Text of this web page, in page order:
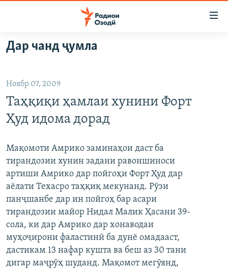
Ҷаҳиш
ба
аслӣ
Ҷаҳиш
ба
феҳристи
аслӣ
Ҷаҳиш
ҷустор
ГӮШАҲО
ҶОМЕА
ОСИЁИ МАРКАЗӢ
ФАРҲАНГ
МЕҲМОНИ ОЗОДӢ
ВАРЗИШ
РӮЗГОРИ МУҲОҶИР
САЛОМ, ХОҲАР
ТАҲҚИҚОТ
ҶАНГ ДАР УКРАИНА
НАЗАРИ МАРДУМ
БЛОГИСТОН
ОЗОДӢ ОНЛАЙН
ЧАНДРАСОНАӢ
ВИДЕО
ГУЗОРИШҲОИ РАДИОӢ
РӮЙХАТҲО
КИТОБҲОИ ОЗОДӢ
Русский
Дар чанд ҷумла
Ноябр 07, 2009
Таҳқиқи ҳамлаи хунини Форт
Ҳуд идома дорад
Мақомоти Амрико заминаҳои даст ба
тирандозии хунин задани равоншиноси
артиши Амрико дар пойгоҳи Форт Ҳуд дар
аёлати Техасро таҳқиқ мекунанд. Рӯзи
панҷшанбе дар ин пойгоҳ бар асари
тирандозии майор Нидал Малик Ҳасани 39-
сола, ки дар Амрико дар хонаводаи
муҳоҷирони фаластинӣ ба дунё омадааст,
дастикам 13 нафар кушта ва беш аз 30 тани
дигар маҷрӯҳ шуданд. Мақомот мегӯянд,